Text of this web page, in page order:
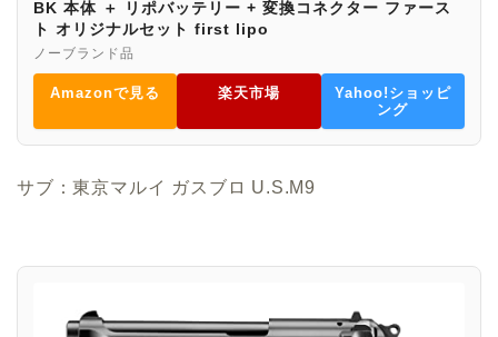
BK 本体 ＋ リポバッテリー + 変換コネクター ファース
ト オリジナルセット first lipo
ノーブランド品
Amazonで見る 楽天市場
Yahoo!ショッピ
ング
サブ：東京マルイ ガスブロ U.S.M9